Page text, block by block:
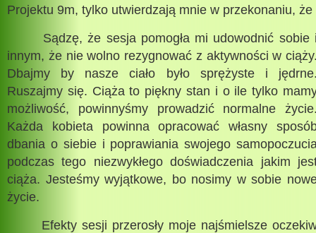
Projektu 9m, tylko utwierdzają mnie w przekonaniu, że
Sądzę, że sesja pomogła mi udowodnić sobie
innym, że nie wolno rezygnować z aktywności w
Dbajmy by nasze ciało było sprężyste i
Ruszajmy się. Ciąża to piękny stan i o ile tylko
możliwość, powinnyśmy prowadzić normalne
Każda kobieta powinna opracować własny
dbania o siebie i poprawiania swojego
podczas tego niezwykłego doświadczenia jakim
ciąża. Jesteśmy wyjątkowe, bo nosimy w sobie
życie.
Efekty sesji przerosły moje najśmielsze